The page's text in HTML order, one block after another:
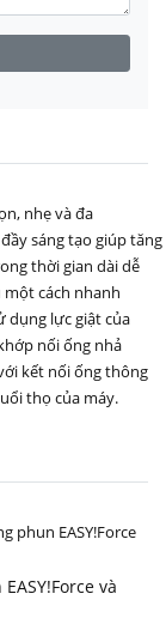
nhẹ và đa
sáng tạo giúp tăng
thời gian dài dễ
một cách nhanh
dụng lực giật của
nối ống nhả
kết nối ống thông
thọ của máy.
EASY!Force và